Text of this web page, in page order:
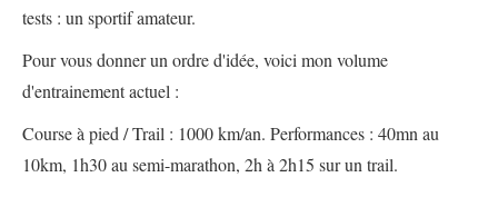
tests : un sportif amateur.
Pour vous donner un ordre d'idée, voici mon volume
d'entrainement actuel :
Course à pied / Trail : 1000 km/an. Performances : 40mn au
10km, 1h30 au semi-marathon, 2h à 2h15 sur un trail.